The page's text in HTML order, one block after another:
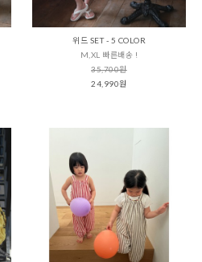
위드 SET - 5 COLOR
M,XL 빠른배송 !
35,700원
24,990원